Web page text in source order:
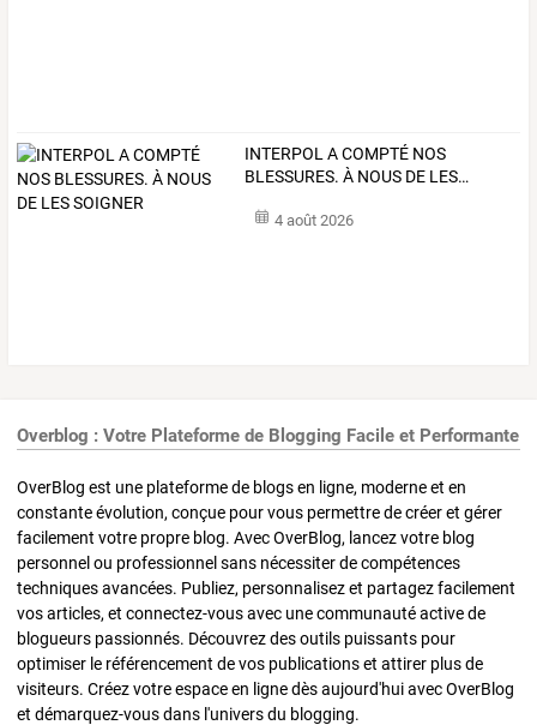
INTERPOLACOMPTÉ NOS
BLESSURES. À NOUS DE LES…
4 août 2026
Overblog : Votre Plateforme de Blogging Facile et Performante
OverBlog est une plateforme de blogs en ligne, moderne et en
constante évolution, conçue pour vous permettre de créer et gérer
facilement votre propre blog. Avec OverBlog, lancez votre blog
personnel ou professionnel sans nécessiter de compétences
techniques avancées. Publiez, personnalisez et partagez facilement
vos articles, et connectez-vous avec une communauté active de
blogueurs passionnés. Découvrez des outils puissants pour
optimiser le référencement de vos publications et attirer plus de
visiteurs. Créez votre espace en ligne dès aujourd'hui avec OverBlog
et démarquez-vous dans l'univers du blogging.